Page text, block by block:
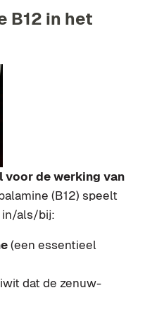
B12 in het
voor de werking van
(B12) speelt
in/als/bij:
(een essentieel
dat de zenuw-